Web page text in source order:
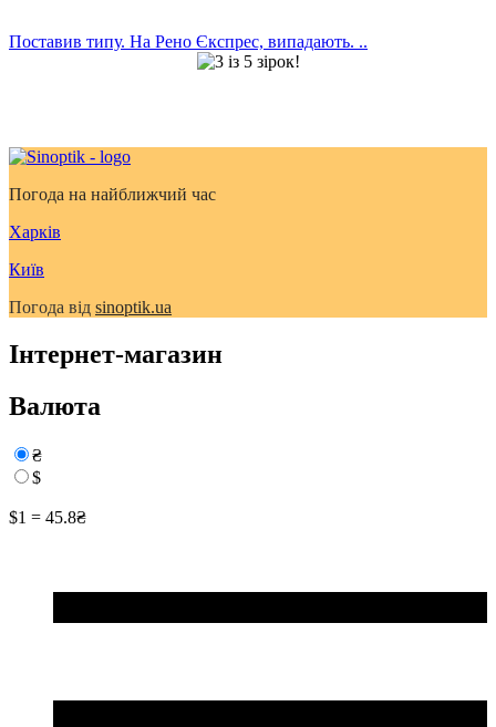
Поставив типу. На Рено Єкспрес, випадають. ..
Погода на найближчий час
Харків
Київ
Погода від sinoptik.ua
Інтернет-магазин
Валюта
₴
$
$1 = 45.8₴